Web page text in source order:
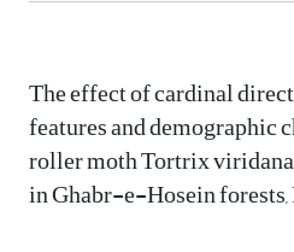
The effect of cardinal
features and demographic
roller moth Tortrix
in Ghabr-e-Hosein